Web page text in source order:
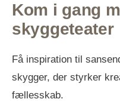
Kom i gang
skyggeteater
Få inspiration til
skygger, der styrker
fællesskab.